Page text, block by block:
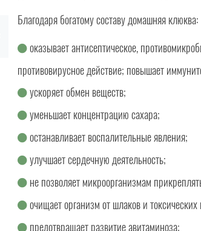
Благодаря богатому составу домашняя клюква:
оказывает антисептическое,
противовирусное действие; повышает
ускоряет обмен веществ;
уменьшает концентрацию сахара;
останавливает воспалительные явления;
улучшает сердечную деятельность;
не позволяет микроорганизмам
очищает организм от шлаков и токсических
предотвращает развитие авитаминоза;